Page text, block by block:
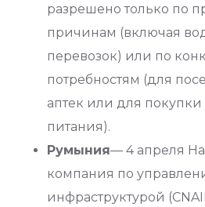
разрешено только по
причинам (включая
перевозок) или по
потребностям (для
аптек или для покупки
питания).
Румыния— 4 апреля
компания по
инфраструктурой